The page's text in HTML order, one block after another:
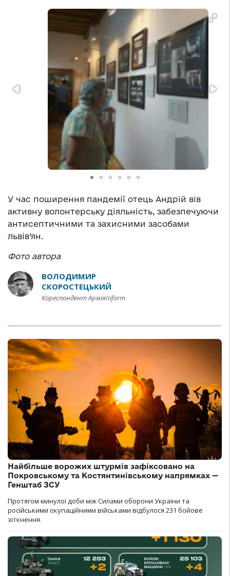
У час поширення пандемії отець Андрій вів
активну волонтерську діяльність, забезпечуючи
антисептичними та захисними засобами
львів’ян.
Фото автора
ВОЛОДИМИР
СКОРОСТЕЦЬКИЙ
Кореспондент АрміяInform
Найбільше ворожих штурмів зафіксовано на
Покровському та Костянтинівському напрямках —
Генштаб ЗСУ
Протягом минулої доби між Силами оборони України та
російськими окупаційними військами відбулося 231 бойове
зіткнення.